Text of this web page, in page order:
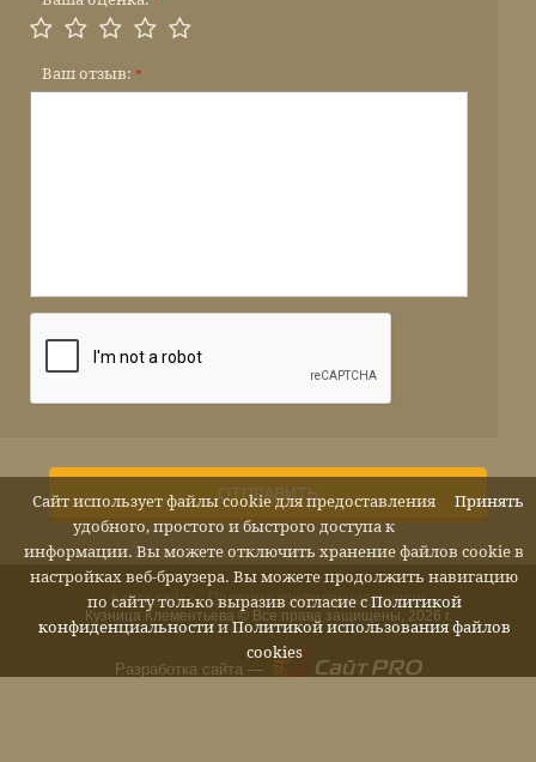
Ваш отзыв: *
ОТПРАВИТЬ
Кузница Клементьева © Все права защищены, 2026 г.
Карта сайта Политика конфиденциальности
Разработка сайта —
Принять
Сайт использует файлы cookie для предоставления
удобного, простого и быстрого доступа к
информации. Вы можете отключить хранение файлов cookie в
настройках веб-браузера. Вы можете продолжить навигацию
по сайту только выразив согласие с Политикой
конфиденциальностии Политикой использования файлов
cookies